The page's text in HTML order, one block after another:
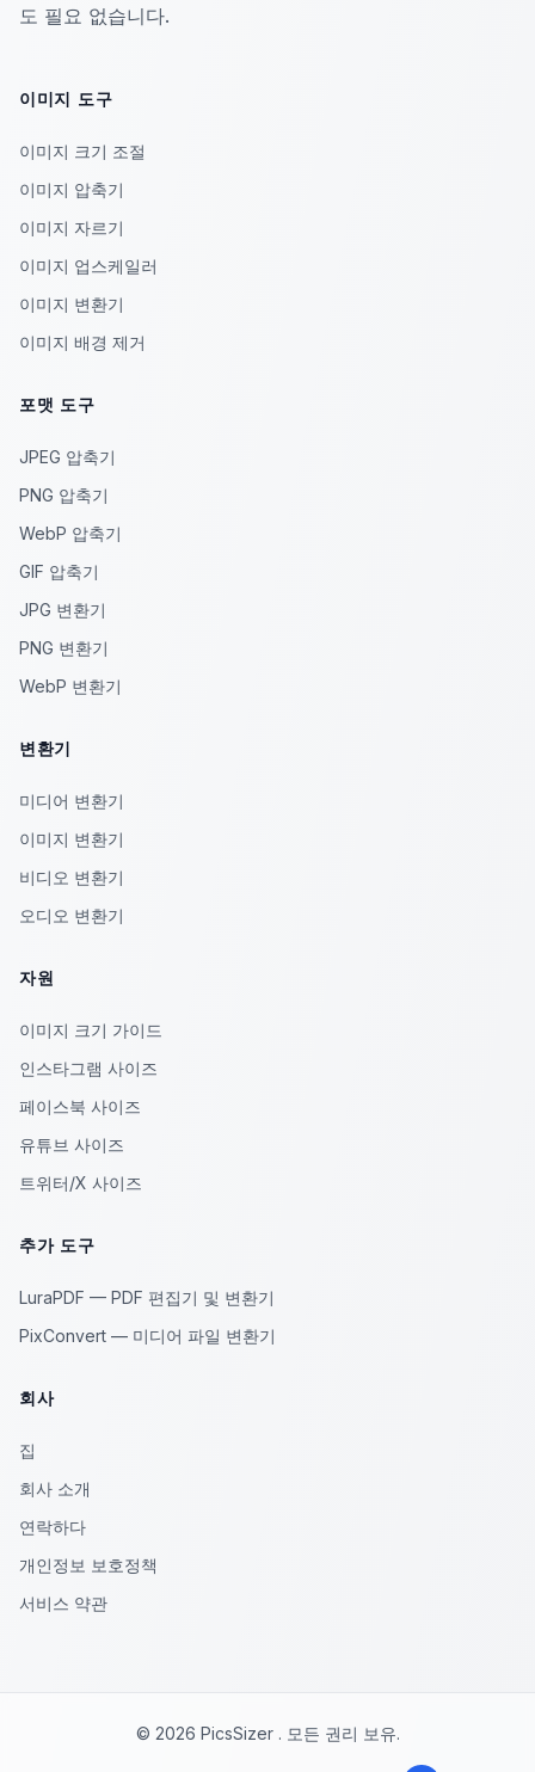
도 필요 없습니다.
이미지 도구
이미지 크기 조절
이미지 압축기
이미지 자르기
이미지 업스케일러
이미지 변환기
이미지 배경 제거
포맷 도구
JPEG 압축기
PNG 압축기
WebP 압축기
GIF 압축기
JPG 변환기
PNG 변환기
WebP 변환기
변환기
미디어 변환기
이미지 변환기
비디오 변환기
오디오 변환기
자원
이미지 크기 가이드
인스타그램 사이즈
페이스북 사이즈
유튜브 사이즈
트위터/X 사이즈
추가 도구
LuraPDF — PDF 편집기 및 변환기
PixConvert — 미디어 파일 변환기
회사
집
회사 소개
연락하다
개인정보 보호정책
서비스 약관
© 2026 PicsSizer . 모든 권리 보유.